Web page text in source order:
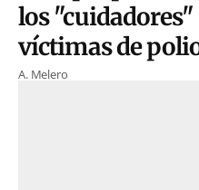
los
víctimas de
A. Melero